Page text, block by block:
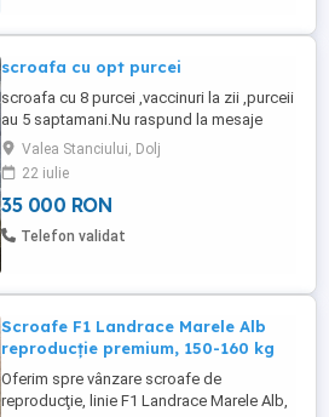
scroafa cu opt purcei
scroafa cu 8 purcei ,vaccinuri la zii ,purceii
au 5 saptamani.Nu raspund la mesaje
sunați la numarul afișat!!!
Valea Stanciului, Dolj
22 iulie
35 000 RON
Telefon validat
Scroafe F1 Landrace Marele Alb
reproducţie premium, 150-160 kg
Oferim spre vânzare scroafe de
reproducţie, linie F1 Landrace Marele Alb,